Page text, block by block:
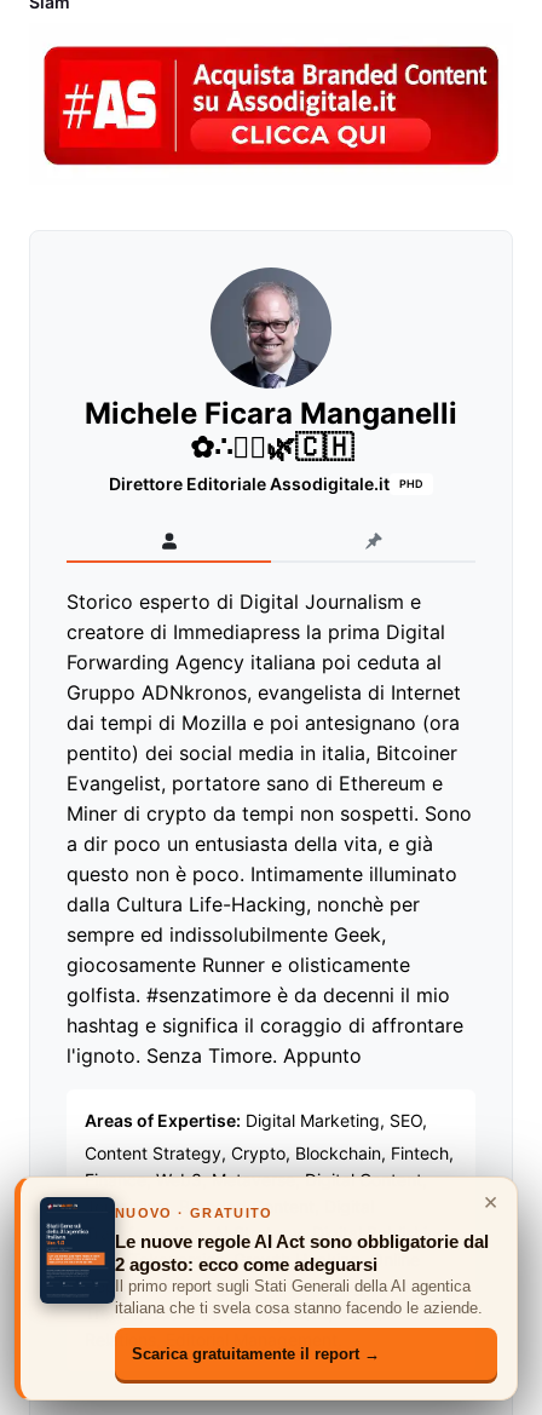
Michele Ficara Manganelli
✿∴♛🌿🇨🇭
Direttore Editoriale Assodigitale.it PHD
Storico esperto di Digital Journalism e
creatore di Immediapress la prima Digital
Forwarding Agency italiana poi ceduta al
Gruppo ADNkronos, evangelista di Internet
dai tempi di Mozilla e poi antesignano (ora
pentito) dei social media in italia, Bitcoiner
Evangelist, portatore sano di Ethereum e
Miner di crypto da tempi non sospetti. Sono
a dir poco un entusiasta della vita, e già
questo non è poco. Intimamente illuminato
dalla Cultura Life-Hacking, nonchè per
sempre ed indissolubilmente Geek,
giocosamente Runner e olisticamente
golfista. #senzatimore è da decenni il mio
hashtag e significa il coraggio di affrontare
l'ignoto. Senza Timore. Appunto
Areas of Expertise: Digital Marketing, SEO,
Content Strategy, Crypto, Blockchain, Fintech,
Finance, Web3, Metaverse, Digital Content,
Journalism, Branded Content, Digital
Transformation, AI Strategy, Digital Publishing,
DeFi, Tokenomics, Growth Hacking, Online
Reputation Management, Emerging Tech
Trends, Business Development, Media
Relations, Editorial Management.
×
NUOVO · GRATUITO
Le nuove regole AI Act sono obbligatorie dal
2 agosto: ecco come adeguarsi
Il primo report sugli Stati Generali della AI agentica
italiana che ti svela cosa stanno facendo le aziende.
Scarica gratuitamente il report →